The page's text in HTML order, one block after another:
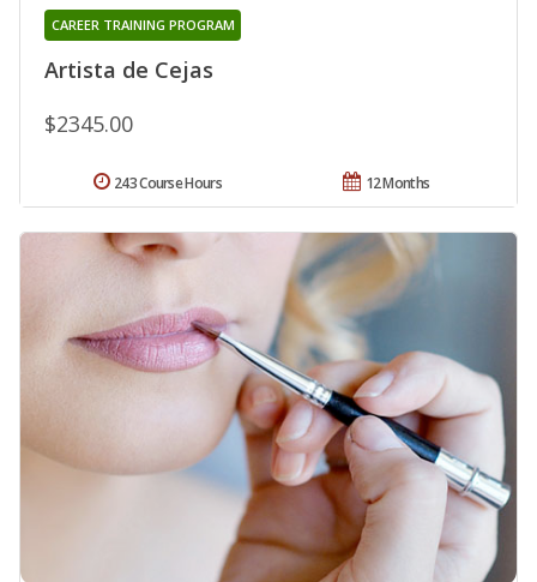
Artista de Cejas
CAREER TRAINING PROGRAM
$2345.00
12 Months
243 Course Hours